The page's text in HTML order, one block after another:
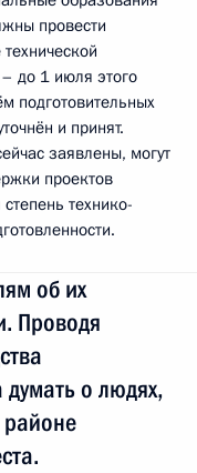
провести
до 1 июля этого
подготовительных
и принят.
заявлены, могут
проектов
технико-
об их
Проводя
думать о людях,
районе